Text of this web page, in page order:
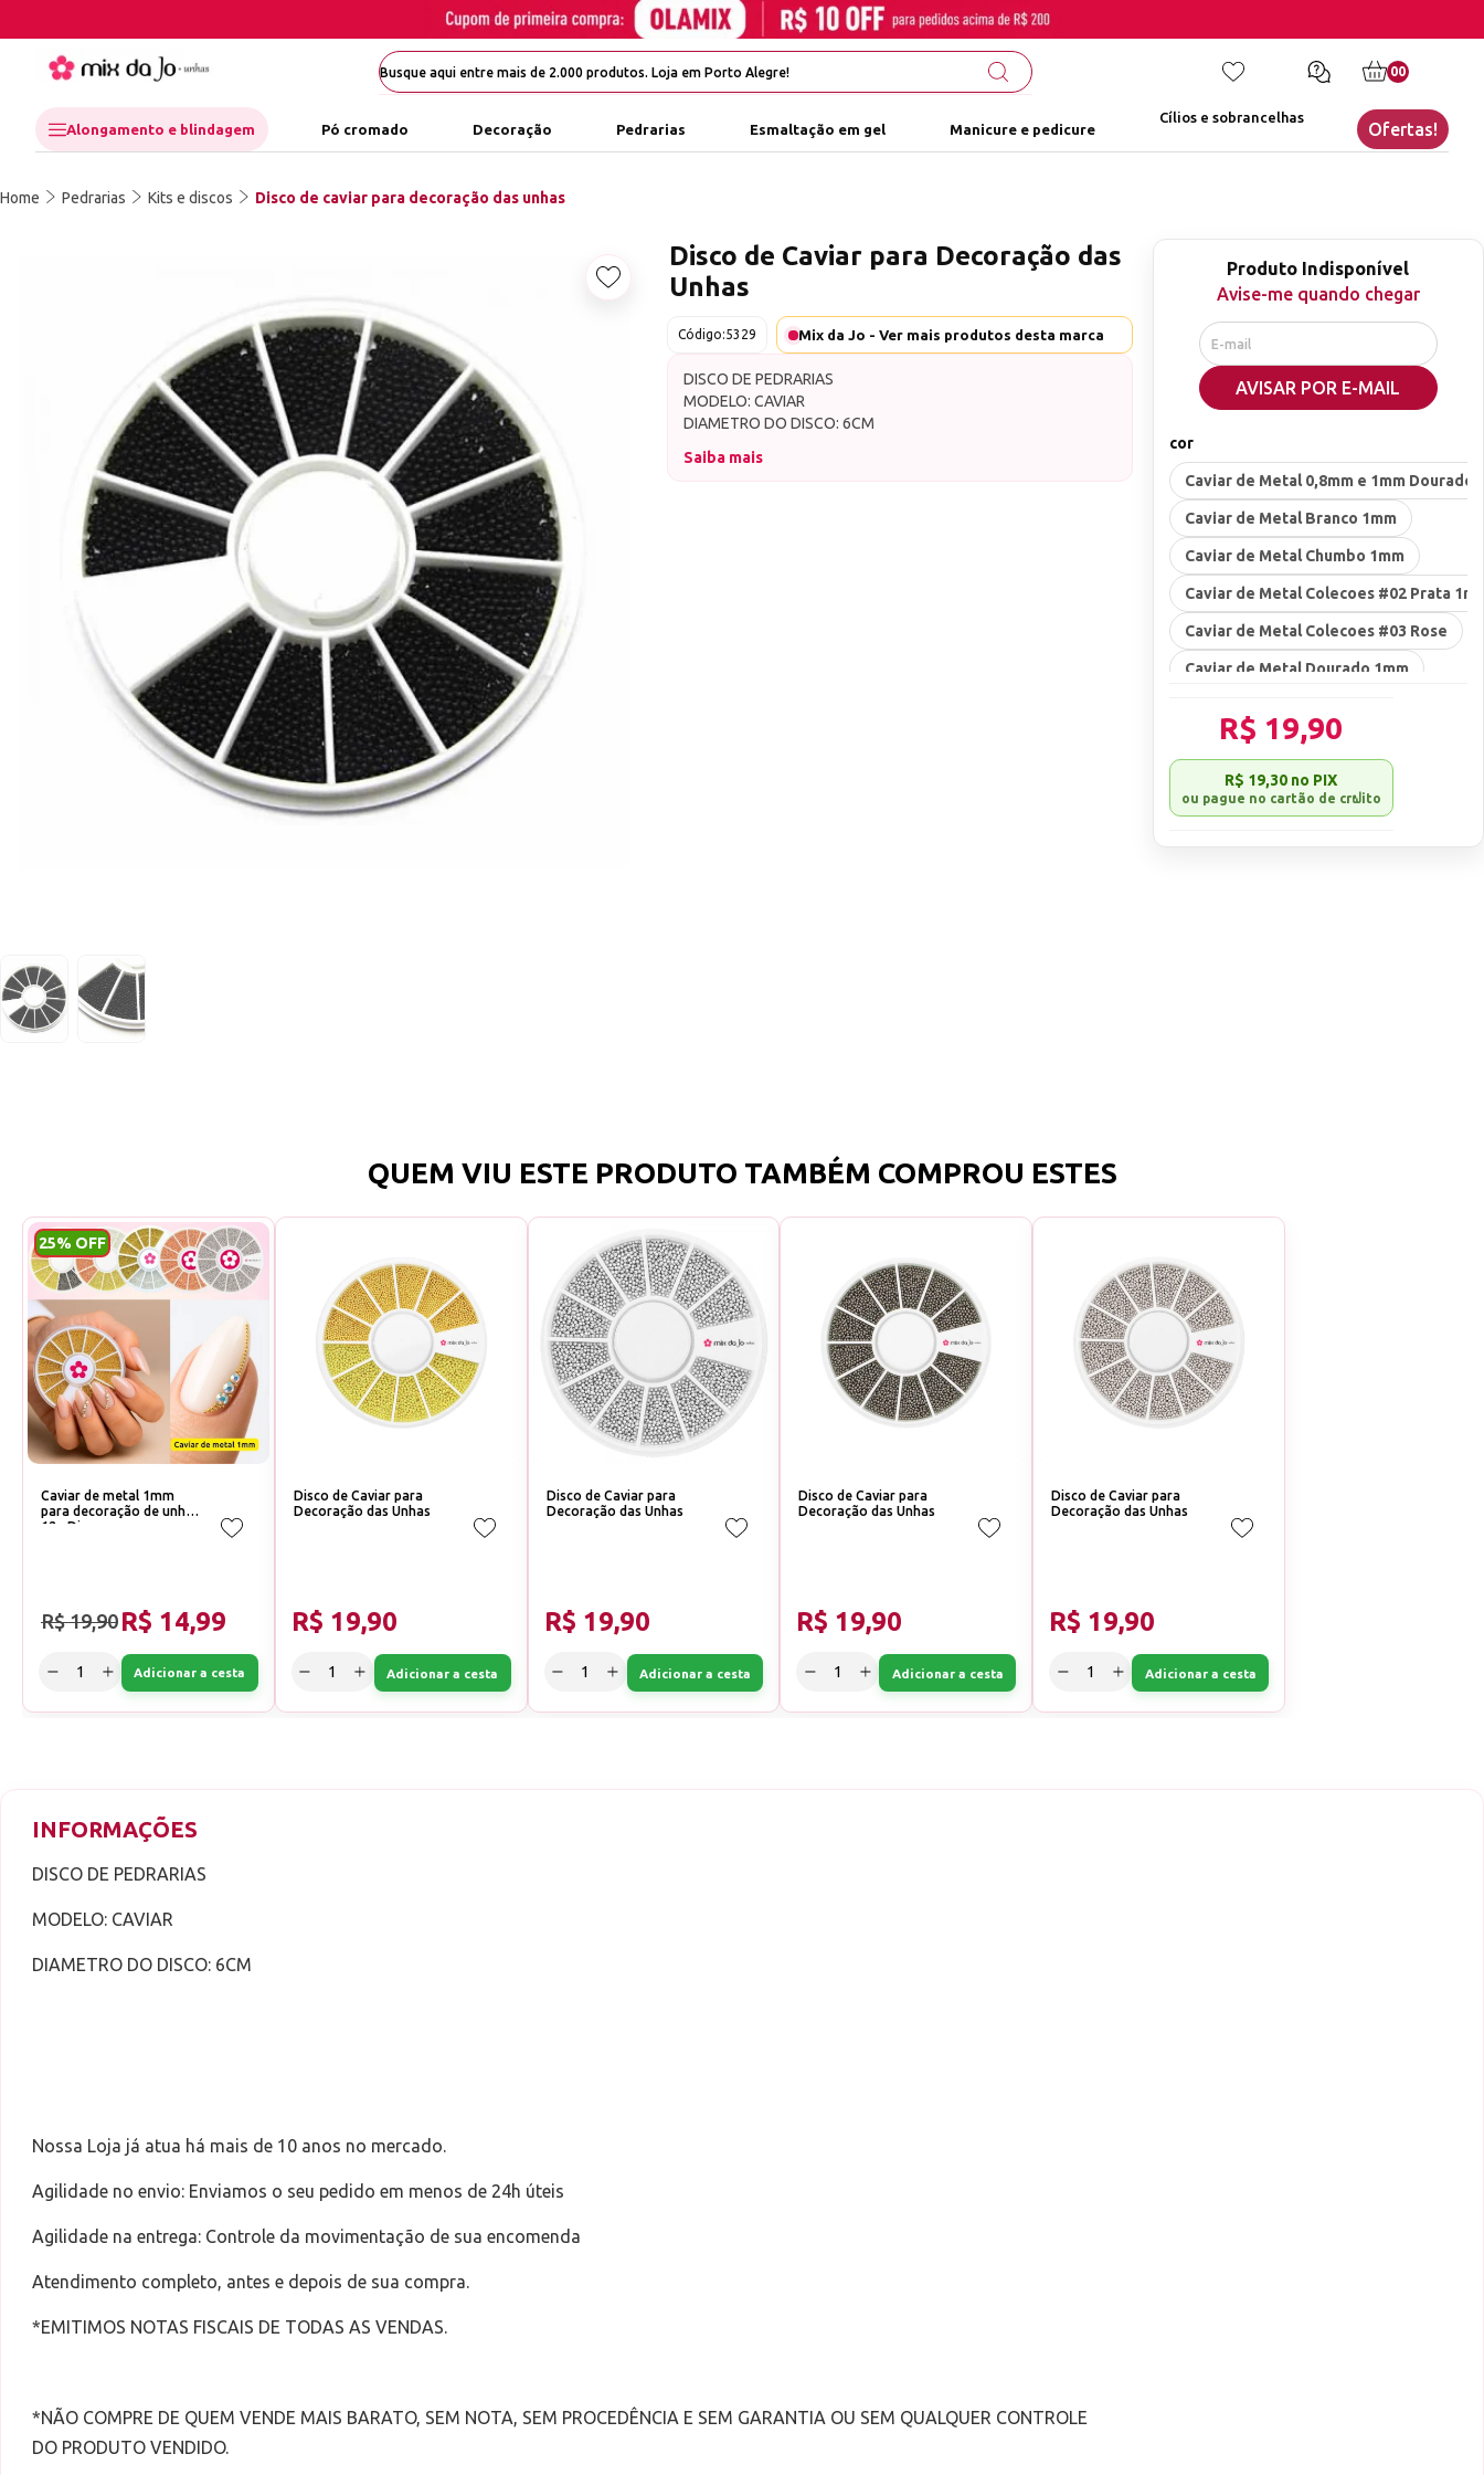
00
Alongamento e blindagem Pó cromado Decoração Pedrarias Esmaltação em gel Manicure e pedicure
Cílios e sobrancelhas
Ofertas!
Home Pedrarias Kits e discos Disco de caviar para decoração das unhas
Adicionar aos favoritos
Disco de Caviar para Decoração das
Unhas
Código:5329 Mix da Jo - Ver mais produtos desta marca
DISCO DE PEDRARIAS
MODELO: CAVIAR
DIAMETRO DO DISCO: 6CM
Saiba mais
R$ 19,90
R$ 19,30 no PIX
cor
Caviar de Metal 0,8mm e 1mm Dourado
Caviar de Metal Branco 1mm
Caviar de Metal Chumbo 1mm
Caviar de Metal Colecoes #02 Prata
Caviar de Metal Colecoes #03 Rose
Caviar de Metal Dourado 1mm
Caviar de Metal Ouro, Prata e Rose 1mm
Caviar de Metal Colecoes - #10 6 Cores
Caviar de Metal Colecoes #61 Preto
Produto Indisponível
Avise-me quando chegar
AVISAR POR E-MAIL
QUEM VIU ESTE PRODUTO TAMBÉM COMPROU ESTES
25% OFF
Caviar de metal 1mm
para decoração de unhas
12g Disco
R$ 19,90 R$ 14,99
Adicionar a cesta
Disco de Caviar para
Decoração das Unhas
R$ 19,90
Adicionar a cesta
Disco de Caviar para
Decoração das Unhas
R$ 19,90
Adicionar a cesta
Disco de Caviar para
Decoração das Unhas
R$ 19,90
Adicionar a cesta
Disco de Caviar para
Decoração das Unhas
R$ 19,90
Adicionar a cesta
INFORMAÇÕES
DISCO DE PEDRARIAS
MODELO: CAVIAR
DIAMETRO DO DISCO: 6CM
Nossa Loja já atua há mais de 10 anos no mercado.
Agilidade no envio: Enviamos o seu pedido em menos de 24h úteis
Agilidade na entrega: Controle da movimentação de sua encomenda
Atendimento completo, antes e depois de sua compra.
*EMITIMOS NOTAS FISCAIS DE TODAS AS VENDAS.
*NÃO COMPRE DE QUEM VENDE MAIS BARATO, SEM NOTA, SEM PROCEDÊNCIA E SEM GARANTIA OU SEM QUALQUER CONTROLE
DO PRODUTO VENDIDO.